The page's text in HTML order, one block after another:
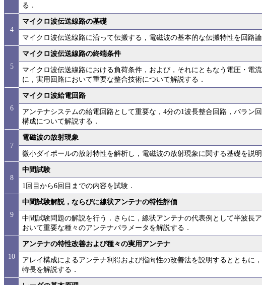
る．
4
マイクロ波伝送線路の基礎
マイクロ波伝送線路に沿って伝搬する，電磁波の基本的な伝搬特性を回路
5
マイクロ波伝送線路の終端条件
マイクロ波伝送線路における負荷条件，および，それにともなう電圧・電
に，実用回路において重要な整合技術について解説する．
6
マイクロ波給電回路
アンテナシステムの給電回路として重要な，4分の1波長整合回路，バラン
構成について解説する．
7
電磁波の放射現象
微小ダイポールの放射特性を解析し，電磁波の放射現象に関する基礎を説明
8
中間試験
1回目から6回目までの内容を試験．
9
中間試験解説，ならびに線状アンテナの特性評価
中間試験問題の解説を行う．さらに，線状アンテナの代表例として半波長
おいて重要な種々のアンテナパラメータを解説する．
10
アンテナの特性改善および種々の実用アンテナ
アレイ構成によるアンテナ利得および指向性の改善法を説明するとともに
特長を解説する．